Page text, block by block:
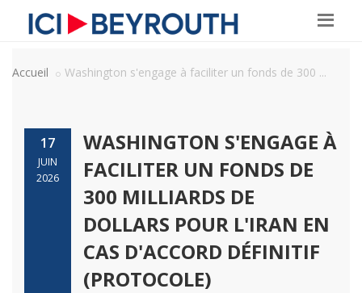
Accueil Washington s'engage à faciliter un fonds de 300 ...
17
JUIN
2026
WASHINGTON S'ENGAGE À
FACILITER UN FONDS DE
300 MILLIARDS DE
DOLLARS POUR L'IRAN EN
CAS D'ACCORD DÉFINITIF
(PROTOCOLE)